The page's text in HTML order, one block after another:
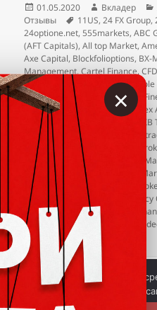
Опубликовано
01.05.2020 Автор
Вкладер
Отзывы
Метки
11US,24 FX Group,
24optione.net,555markets,ABC
(AFT Capitals),All top Market,
Axe Capital, Blockfolioptions, BX-
Management,Cartel Finance,
Conventus Group
Credit
eXcentral
FGmarkets Finavix
FOG Investment Company ,Forex
World Standards (4trade.cc)
Investing
Gekko XM
INEXPOINT
InvestActive JCX
LongShortCFD
,Malley Capital
NelsonFX
Neobrok New Rich
Ltd
olimp-consult Premium
Quineex, Red Fin Stocks
Partners, Size Market Terra
Unit Markets, Velmarket
финансового планирования
гиперссылкой на сайт
@vklader .
Мы используем куки и
продолжите использовать
×